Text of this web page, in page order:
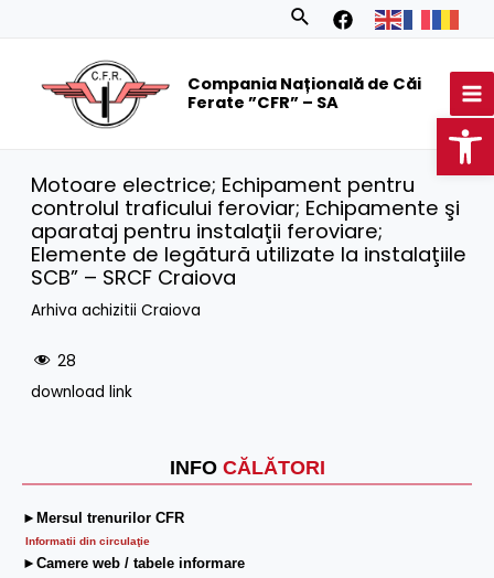
Search
Compania Națională de Căi
Ferate ”CFR” – SA
INFO CĂLĂTORI
►Mersul trenurilor CFR
Informatii din circulaţie
►Camere web / tabele informare
Motoare electrice; Echipament pentru
controlul traficului feroviar; Echipamente şi
aparataj pentru instalaţii feroviare;
Elemente de legătură utilizate la instalaţiile
SCB” – SRCF Craiova
Arhiva achizitii Craiova
28
download link